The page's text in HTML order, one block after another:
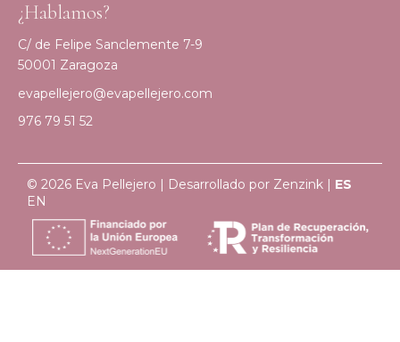
¿Hablamos?
C/ de Felipe Sanclemente 7-9
50001 Zaragoza
evapellejero@evapellejero.com
976 79 51 52
© 2026 Eva Pellejero | Desarrollado por Zenzink | ES
EN